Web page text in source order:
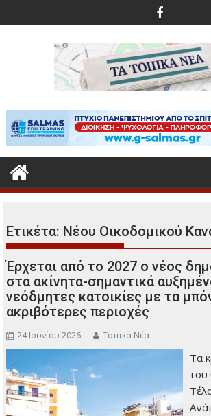
στο
περιεχόμενο
Ετικέτα: Νέου Οικοδομικού
Έρχεται από το 2027 ο νέος
στα ακίνητα-σημαντικά
νεόδμητες κατοικίες με τα
ακριβότερες περιοχές
24 Ιουνίου 2026 Τοπικά Νέα
Τα
του